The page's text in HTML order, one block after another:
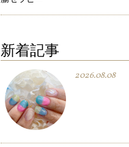
新着記事
2026.08.08